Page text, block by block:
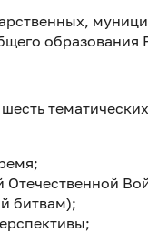
битвам);